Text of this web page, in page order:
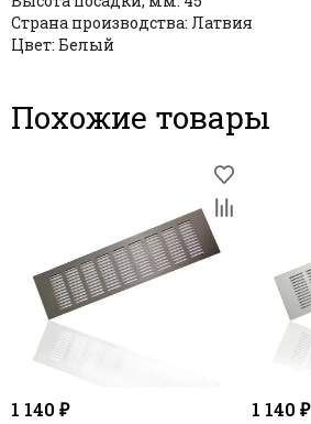
Страна производства: Латвия
Цвет: Белый
Похожие товары
1 140 ₽ 1 140 ₽